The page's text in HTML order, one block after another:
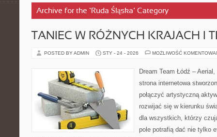
Archive for the ‘Ruda Śląska’ Category
TANIEC W RÓŻNYCH KRAJACH I
POSTED BY ADMIN STY - 24 - 2026 MOŻLIWOŚĆ
Dream Team Łódź –
strona internetowa
połączyć artystyczną
rozwijać się w kierunku
dla wszystkich, którzy
pole potrafią dać nie tylko